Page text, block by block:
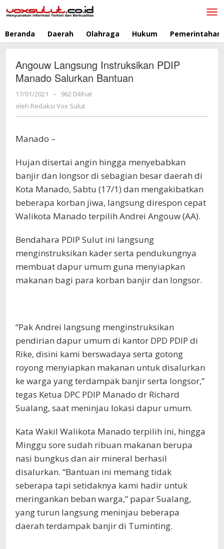
ke
Beranda Daerah Olahraga Hukum Pemerintahan
Angouw Langsung Instruksikan PDIP
Manado Salurkan Bantuan
17/01/2021
oleh
Redaksi
-
962 Dilihat
oleh Redaksi Vox Sulut
Manado –
Hujan disertai angin hingga menyebabkan
banjir dan longsor di sebagian besar daerah di
Kota Manado, Sabtu (17/1) dan mengakibatkan
beberapa korban jiwa, langsung direspon cepat
Walikota Manado terpilih Andrei Angouw (AA).
Bendahara PDIP Sulut ini langsung
menginstruksikan kader serta pendukungnya
membuat dapur umum guna menyiapkan
makanan bagi para korban banjir dan longsor.
“Pak Andrei langsung menginstruksikan
pendirian dapur umum di kantor DPD PDIP di
Rike, disini kami berswadaya serta gotong
royong menyiapkan makanan untuk disalurkan
ke warga yang terdampak banjir serta longsor,”
tegas Ketua DPC PDIP Manado dr Richard
Sualang, saat meninjau lokasi dapur umum.
Kata Wakil Walikota Manado terpilih ini, hingga
Minggu sore sudah ribuan makanan berupa
nasi bungkus dan air mineral berhasil
disalurkan. “Bantuan ini memang tidak
seberapa tapi setidaknya kami hadir untuk
meringankan beban warga,” papar Sualang,
yang turun langsung meninjau beberapa
daerah terdampak banjir di Tuminting.